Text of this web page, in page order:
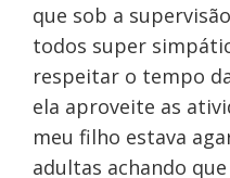
que sob a
todos super
respeitar o tempo
ela aproveite as
meu filho estava
adultas achando